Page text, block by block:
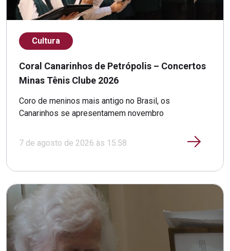
Cultura
Coral Canarinhos de Petrópolis – Concertos
Minas Tênis Clube 2026
Coro de meninos mais antigo no Brasil, os
Canarinhos se apresentamem novembro
7 de agosto de 2026 às 15:58